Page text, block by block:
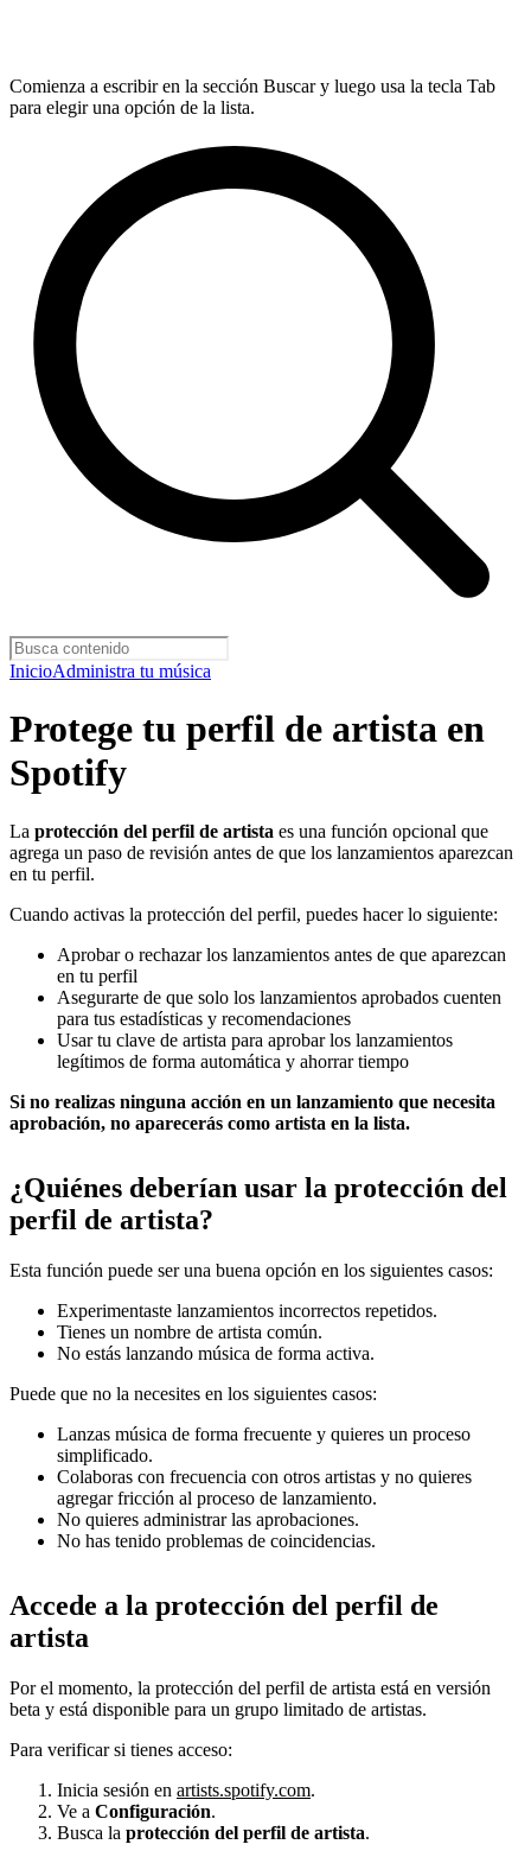
Comienza a escribir en la sección Buscar y luego usa la tecla Tab
para elegir una opción de la lista.
InicioAdministra tu música
Protege tu perfil de artista en
Spotify
La protección del perfil de artista es una función opcional que
agrega un paso de revisión antes de que los lanzamientos aparezcan
en tu perfil.
Cuando activas la protección del perfil, puedes hacer lo siguiente:
Aprobar o rechazar los lanzamientos antes de que aparezcan
en tu perfil
Asegurarte de que solo los lanzamientos aprobados cuenten
para tus estadísticas y recomendaciones
Usar tu clave de artista para aprobar los lanzamientos
legítimos de forma automática y ahorrar tiempo
Si no realizas ninguna acción en un lanzamiento que necesita
aprobación, no aparecerás como artista en la lista.
¿Quiénes deberían usar la protección del
perfil de artista?
Esta función puede ser una buena opción en los siguientes casos:
Experimentaste lanzamientos incorrectos repetidos.
Tienes un nombre de artista común.
No estás lanzando música de forma activa.
Puede que no la necesites en los siguientes casos:
Lanzas música de forma frecuente y quieres un proceso
simplificado.
Colaboras con frecuencia con otros artistas y no quieres
agregar fricción al proceso de lanzamiento.
No quieres administrar las aprobaciones.
No has tenido problemas de coincidencias.
Accede a la protección del perfil de
artista
Por el momento, la protección del perfil de artista está en versión
beta y está disponible para un grupo limitado de artistas.
Para verificar si tienes acceso:
Inicia sesión en artists.spotify.com.
Ve a Configuración.
Busca la protección del perfil de artista.